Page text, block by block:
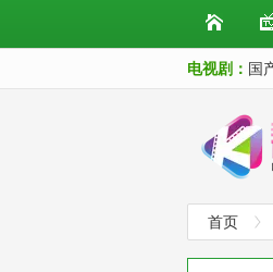
电视剧： 国
首页